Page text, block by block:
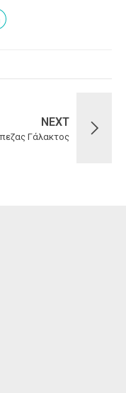
NEXT
Γάλακτος